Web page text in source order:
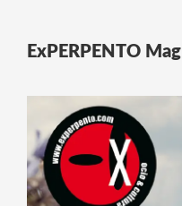
ExPERPENTO Mag